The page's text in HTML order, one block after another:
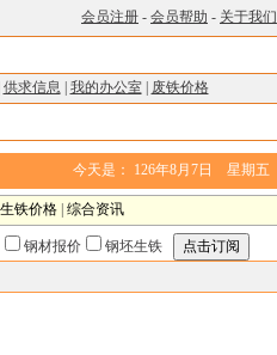
会员注册 - 会员帮助 - 关于我们
供求信息 我的办公室| 废铁价格
今天是： 126年8月7日 星期五
生铁价格 综合资讯
钢材报价
钢坯生铁